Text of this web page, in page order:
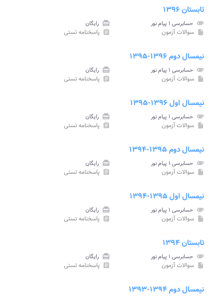
تابستان ۱۳۹۶
attachment حسابرسی ۱ پیام نور card_giftcard رایگان
insert_drive_file سوالات آزمون assignment پاسخنامه تستی
نیمسال دوم ۱۳۹۶-۱۳۹۵
attachment حسابرسی ۱ پیام نور card_giftcard رایگان
insert_drive_file سوالات آزمون assignment پاسخنامه تستی
نیمسال اول ۱۳۹۶-۱۳۹۵
attachment حسابرسی ۱ پیام نور card_giftcard رایگان
insert_drive_file سوالات آزمون assignment پاسخنامه تستی
نیمسال دوم ۱۳۹۵-۱۳۹۴
attachment حسابرسی ۱ پیام نور card_giftcard رایگان
insert_drive_file سوالات آزمون assignment پاسخنامه تستی
نیمسال اول ۱۳۹۵-۱۳۹۴
attachment حسابرسی ۱ پیام نور card_giftcard رایگان
insert_drive_file سوالات آزمون assignment پاسخنامه تستی
تابستان ۱۳۹۴
attachment حسابرسی ۱ پیام نور card_giftcard رایگان
insert_drive_file سوالات آزمون assignment پاسخنامه تستی
نیمسال دوم ۱۳۹۴-۱۳۹۳